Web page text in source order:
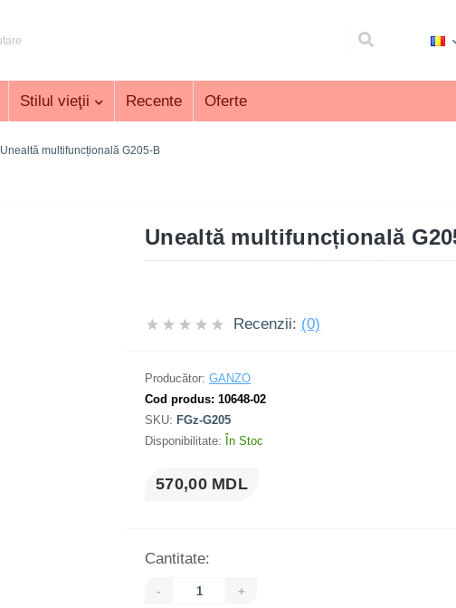
Stilul vieţii Recente Oferte
Unealtă multifuncțională G205-B
Unealtă multifuncțională
Recenzii: (0)
Producător: GANZO
Cod produs: 10648-02
SKU: FGz-G205
Disponibilitate: În Stoc
570,00 MDL
Cantitate:
- +